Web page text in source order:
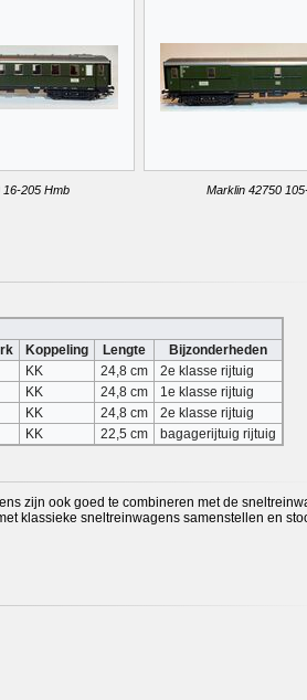
16-205 Hmb Marklin 42750
Koppeling Lengte
Bijzonderheden
KK 24,8 cm
2e klasse rijtuig
KK 24,8 cm
1e klasse rijtuig
KK 24,8 cm
2e klasse rijtuig
KK 22,5 cm bagagerijtuig rijtuig
zijn ook goed te combineren met de
klassieke sneltreinwagens samenstellen en